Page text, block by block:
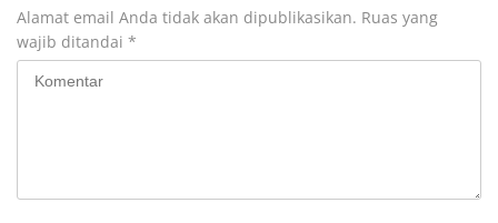
Alamat email Anda tidak akan dipublikasikan. Ruas yang
wajib ditandai *